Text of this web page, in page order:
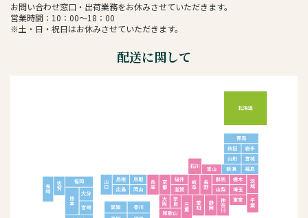
お問い合わせ窓口・出荷業務をお休みさせていただきます。
営業時間：10：00～18：00
※土・日・祝日はお休みさせていただきます。
配送に関して